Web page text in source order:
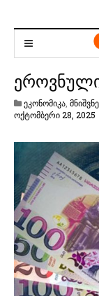
ეკონომიკა
ოქტომბერი 28, 2025
ო
მ
ბ
ე
ი
2
8
,
2
0
2
5